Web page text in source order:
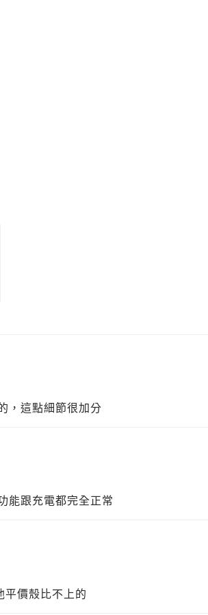
，這點細節很加分
能跟充電都完全正常
平價殼比不上的